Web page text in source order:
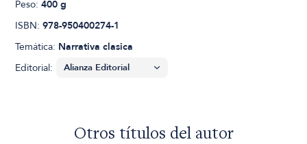
Peso:400 g
ISBN:978-950400274-1
Temática: Narrativa clasica
Editorial:
Otros títulos del autor